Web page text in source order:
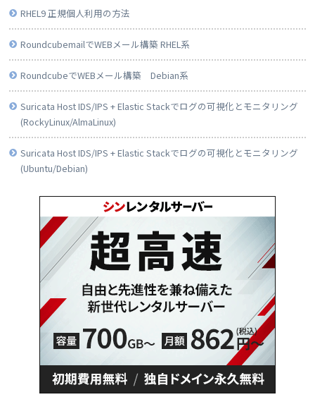
RHEL9 正規個人利用の方法
RoundcubemailでWEBメール構築 RHEL系
RoundcubeでWEBメール構築 Debian系
Suricata Host IDS/IPS + Elastic Stackでログの可視化とモニタリング
(RockyLinux/AlmaLinux)
Suricata Host IDS/IPS + Elastic Stackでログの可視化とモニタリング
(Ubuntu/Debian)